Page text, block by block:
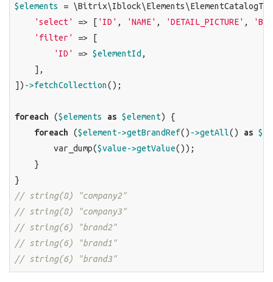
$elements
=
'select'
=> [ 'ID' , 'NAME' , 'DETAIL_PICTURE' ,
'filter'
=> [
'ID'
=> $elementId ,
    ],
]) ->fetchCollection();
foreach ($elements as $element) {
foreach ($element->getBrandRef() ->getAll() as
        var_dump(
$value->getValue());
    }
// string(8) "company2"
// string(8) "company3"
// string(6) "brand2"
// string(6) "brand1"
// string(6) "brand3"